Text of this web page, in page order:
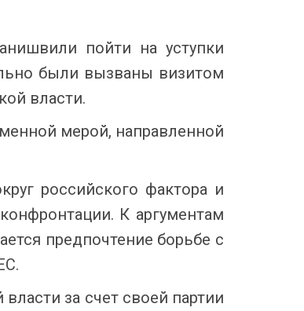
пойти на уступки
были вызваны визитом
власти.
мерой, направленной
российского фактора и
К аргументам
предпочтение борьбе с
за счет своей партии